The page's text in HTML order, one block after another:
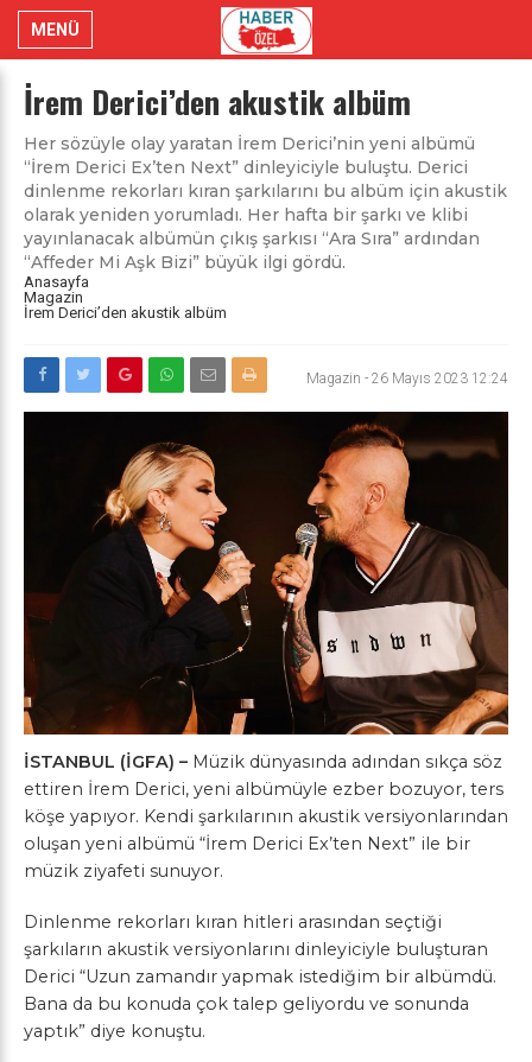
MENÜ
İrem Derici’den akustik albüm
Her sözüyle olay yaratan İrem Derici’nin yeni albümü
“İrem Derici Ex’ten Next” dinleyiciyle buluştu. Derici
dinlenme rekorları kıran şarkılarını bu albüm için akustik
olarak yeniden yorumladı. Her hafta bir şarkı ve klibi
yayınlanacak albümün çıkış şarkısı “Ara Sıra” ardından
“Affeder Mi Aşk Bizi” büyük ilgi gördü.
Anasayfa
Magazin
İrem Derici’den akustik albüm
Magazin - 26 Mayıs 2023 12:24
İSTANBUL (İGFA) – Müzik dünyasında adından sıkça söz
ettiren İrem Derici, yeni albümüyle ezber bozuyor, ters
köşe yapıyor. Kendi şarkılarının akustik versiyonlarından
oluşan yeni albümü “İrem Derici Ex’ten Next” ile bir
müzik ziyafeti sunuyor.
Dinlenme rekorları kıran hitleri arasından seçtiği
şarkıların akustik versiyonlarını dinleyiciyle buluşturan
Derici “Uzun zamandır yapmak istediğim bir albümdü.
Bana da bu konuda çok talep geliyordu ve sonunda
yaptık” diye konuştu.